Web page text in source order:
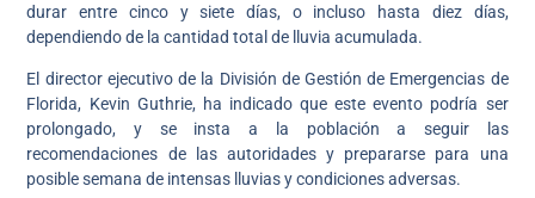
durar entre cinco y siete días, o incluso hasta diez días,
dependiendo de la cantidad total de lluvia acumulada.
El director ejecutivo de la División de Gestión de Emergencias de
Florida, Kevin Guthrie, ha indicado que este evento podría ser
prolongado, y se insta a la población a seguir las
recomendaciones de las autoridades y prepararse para una
posible semana de intensas lluvias y condiciones adversas.